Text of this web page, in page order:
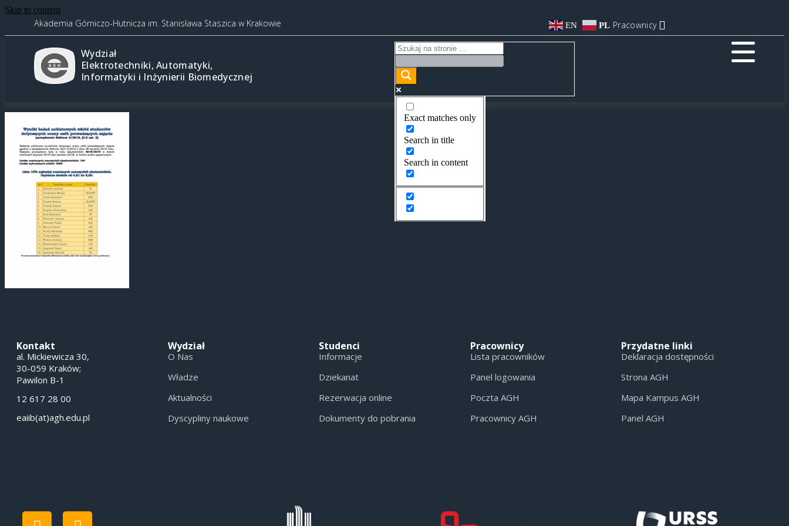
Skip to content
Akademia Górniczo-Hutnicza im. Stanisława Staszica w Krakowie EN PL Pracownicy
Wydział
Elektrotechniki, Automatyki,
Informatyki i Inżynierii Biomedycznej
Exact matches only
Search in title
Search in content
Kontakt
al. Mickiewicza 30,
30-059 Kraków;
Pawilon B-1
12 617 28 00
eaiib(at)agh.edu.pl
Wydział
O Nas
Władze
Aktualności
Dyscypliny naukowe
Studenci
Informacje
Dziekanat
Rezerwacja online
Dokumenty do pobrania
Pracownicy
Lista pracowników
Panel logowania
Poczta AGH
Pracownicy AGH
Przydatne linki
Deklaracja dostępności
Strona AGH
Mapa Kampus AGH
Panel AGH